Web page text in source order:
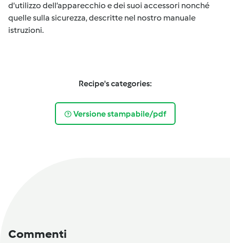
d'utilizzo dell’apparecchio e dei suoi accessori nonché
quelle sulla sicurezza, descritte nel nostro manuale
istruzioni.
Recipe's categories:
Versione stampabile/pdf
Commenti